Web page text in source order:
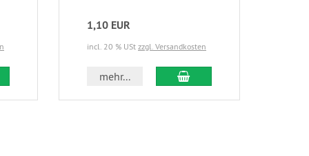
Warenkorb
1,10 EUR
incl. 20 % USt zzgl. Versandkosten
mehr... In den Warenkorb